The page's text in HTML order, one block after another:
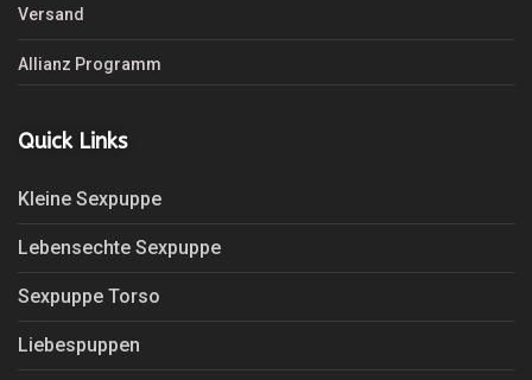
Versand
Allianz Programm
Quick Links
Kleine Sexpuppe
Lebensechte Sexpuppe
Sexpuppe Torso
Liebespuppen